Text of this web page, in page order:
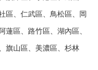
區、仁武區、鳥松區、岡
區、路竹區、湖內區、
旗山區、美濃區、杉林